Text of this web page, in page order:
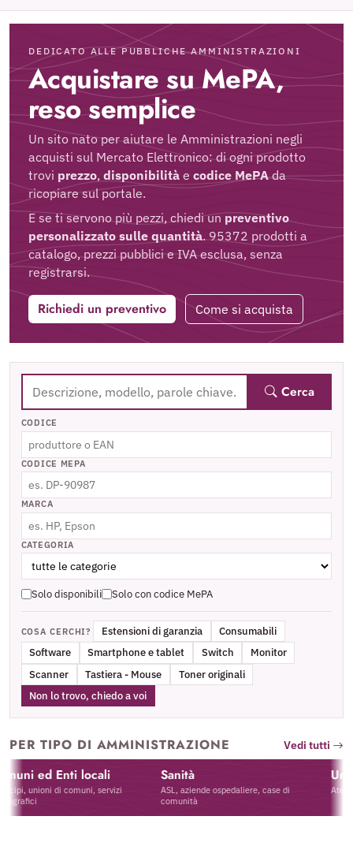
DEDICATO ALLE PUBBLICHE AMMINISTRAZIONI
Acquistare su MePA,
reso semplice
Un sito nato per aiutare le Amministrazioni negli
acquisti sul Mercato Elettronico: di ogni prodotto
trovi prezzo, disponibilità e codice MePAda
ricopiare sul portale.
E se ti servono più pezzi, chiedi unpreventivo
personalizzato sulle quantità. 95372 prodotti a
catalogo, prezzi pubblici e IVA esclusa, senza
registrarsi.
Richiedi un preventivo Come si acquista
Cerca
CODICE
CODICE MEPA
MARCA
CATEGORIA
Solo disponibili Solo con codice MePA
COSA CERCHI? Estensioni di garanzia
Consumabili
Software
Smartphone e tablet Switch
Monitor
Scanner
Tastiera - Mouse
Toner originali
Non lo trovo, chiedo a voi
PER TIPO DI AMMINISTRAZIONE Vedi tutti
ed Enti locali
di comuni, servizi
Sanità
ASL, aziende ospedaliere, case di
comunità
Atenei,